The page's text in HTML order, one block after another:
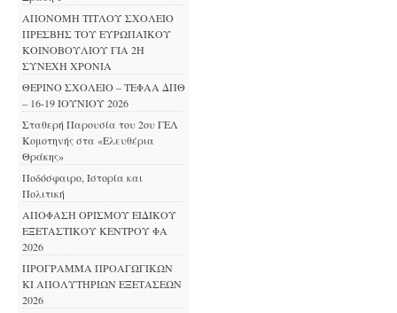
ΑΠΟΝΟΜΗ ΤΙΤΛΟΥ ΣΧΟΛΕΙΟ
ΠΡΕΣΒΗΣ ΤΟΥ ΕΥΡΩΠΑΪΚΟΥ
ΚΟΙΝΟΒΟΥΛΙΟΥ ΓΙΑ 2Η
ΣΥΝΕΧΗ ΧΡΟΝΙΑ
ΘΕΡΙΝΟ ΣΧΟΛΕΙΟ – ΤΕΦΑΑ ΔΠΘ
– 16-19 ΙΟΥΝΙΟΥ 2026
Σταθερή Παρουσία του 2ου ΓΕΛ
Κομοτηνής στα «Ελευθέρια
Θράκης»
Ποδόσφαιρο, Ιστορία και
Πολιτική
ΑΠΟΦΑΣΗ ΟΡΙΣΜΟΥ ΕΙΔΙΚΟΥ
ΕΞΕΤΑΣΤΙΚΟΥ ΚΕΝΤΡΟΥ ΦΑ
2026
ΠΡΟΓΡΑΜΜΑ ΠΡΟΑΓΩΓΙΚΩΝ
ΚΙ ΑΠΟΛΥΤΗΡΙΩΝ ΕΞΕΤΑΣΕΩΝ
2026